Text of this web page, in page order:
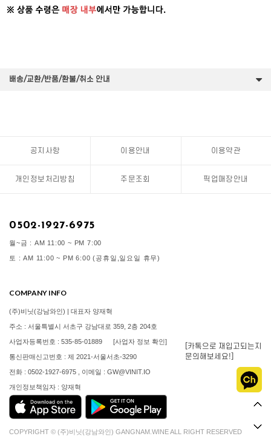
배송/교환/반품/환불/취소 안내
공지사항 이용안내 이용약관
개인정보처리방침 주문조회 픽업매장안내
0502-1927-6975
월~금 : AM 11:00 ~ PM 7:00
토 : AM 11:00 ~ PM 6:00 (공휴일,일요일 휴무)
COMPANY INFO
(주)비닛(강남와인) | 대표자 양재혁
주소 : 서울특별시 서초구 강남대로 359, 2층 204호
사업자등록번호 : 535-85-01889 [사업자 정보 확인]
통신판매신고번호 : 제 2021-서울서초-3290
전화 : 0502-1927-6975 , 이메일 : GW@VINIT.IO
개인정보책임자 : 양재혁
COPYRIGHT © (주)비닛(강남와인) GANGNAM.WINE ALL RIGHT RESERVED
[카톡으로 재입고되는지
문의해보세요!]